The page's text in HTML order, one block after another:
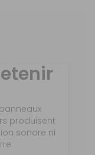
produisent
sonore ni